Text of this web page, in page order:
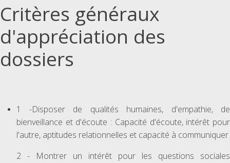
Critères généraux
d'appréciation des
dossiers
1 -Disposer de qualités humaines, d'empathie, de
bienveillance et d'écoute : Capacité d'écoute, intérêt pour
l'autre, aptitudes relationnelles et capacité à communiquer
2 - Montrer un intérêt pour les questions sociales